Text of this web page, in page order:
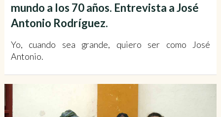
mundo a los 70 años. Entrevista a José
Antonio Rodríguez.
Yo, cuando sea grande, quiero ser como José
Antonio.